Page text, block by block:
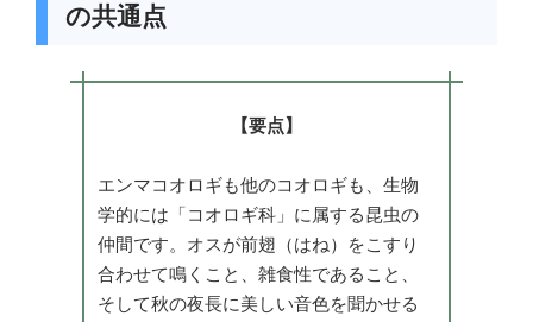
の共通点
【要点】
エンマコオロギも他のコオロギも、生物
学的には「コオロギ科」に属する昆虫の
仲間です。オスが前翅（はね）をこすり
合わせて鳴くこと、雑食性であること、
そして秋の夜長に美しい音色を聞かせる